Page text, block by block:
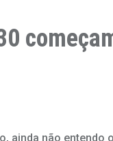
ainda não